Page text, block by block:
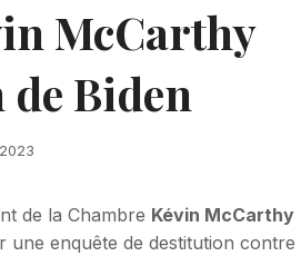
McCarthy
Biden
de la Chambre Kévin McCarthy
une enquête de destitution contre